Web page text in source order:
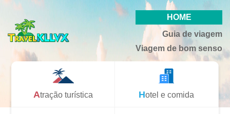
HOME
Guia de viagem
Viagem de bom senso
Atração turística Hotel e comida